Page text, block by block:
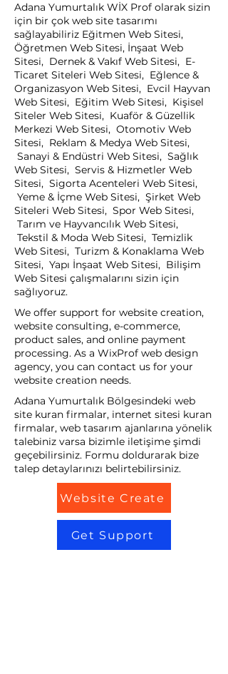
Adana Yumurtalık WİX Prof olarak sizin
için bir çok web site tasarımı
sağlayabiliriz Eğitmen Web Sitesi,
Öğretmen Web Sitesi, İnşaat Web
Sitesi, Dernek & Vakıf Web Sitesi, E-
Ticaret Siteleri Web Sitesi, Eğlence &
Organizasyon Web Sitesi, Evcil Hayvan
Web Sitesi, Eğitim Web Sitesi, Kişisel
Siteler Web Sitesi, Kuaför & Güzellik
Merkezi Web Sitesi, Otomotiv Web
Sitesi, Reklam & Medya Web Sitesi,
Sanayi & Endüstri Web Sitesi, Sağlık
Web Sitesi, Servis & Hizmetler Web
Sitesi, Sigorta Acenteleri Web Sitesi,
Yeme & İçme Web Sitesi, Şirket Web
Siteleri Web Sitesi, Spor Web Sitesi,
Tarım ve Hayvancılık Web Sitesi,
Tekstil & Moda Web Sitesi, Temizlik
Web Sitesi, Turizm & Konaklama Web
Sitesi, Yapı İnşaat Web Sitesi, Bilişim
Web Sitesi çalışmalarını sizin için
sağlıyoruz.
We offer support for website creation,
website consulting, e-commerce,
product sales, and online payment
processing. As a WixProf web design
agency, you can contact us for your
website creation needs.
Adana Yumurtalık Bölgesindeki web
site kuran firmalar, internet sitesi kuran
firmalar, web tasarım ajanlarına yönelik
talebiniz varsa bizimle iletişime şimdi
geçebilirsiniz. Formu doldurarak bize
talep detaylarınızı belirtebilirsiniz.
Website Create
Get Support